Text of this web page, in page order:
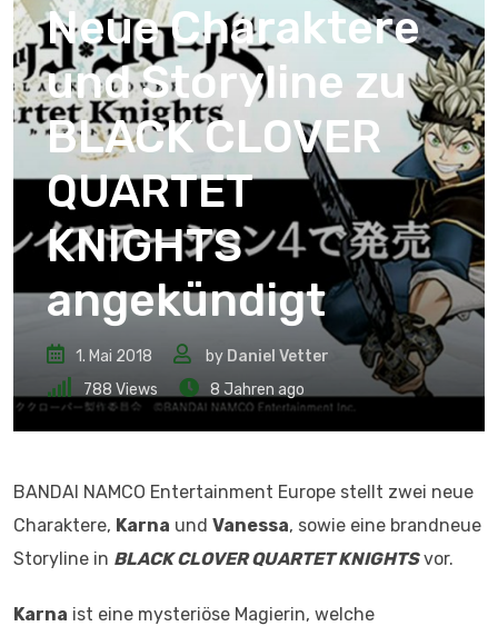
Neue Charaktere
und Storyline zu
BLACK CLOVER
QUARTET
KNIGHTS
angekündigt
1. Mai 2018 by Daniel Vetter
788 Views 8 Jahren ago
BANDAI NAMCO Entertainment Europe stellt zwei neue
Charaktere, Karna und Vanessa, sowie eine brandneue
Storyline in BLACK CLOVER QUARTET KNIGHTSvor.
Karna ist eine mysteriöse Magierin, welche